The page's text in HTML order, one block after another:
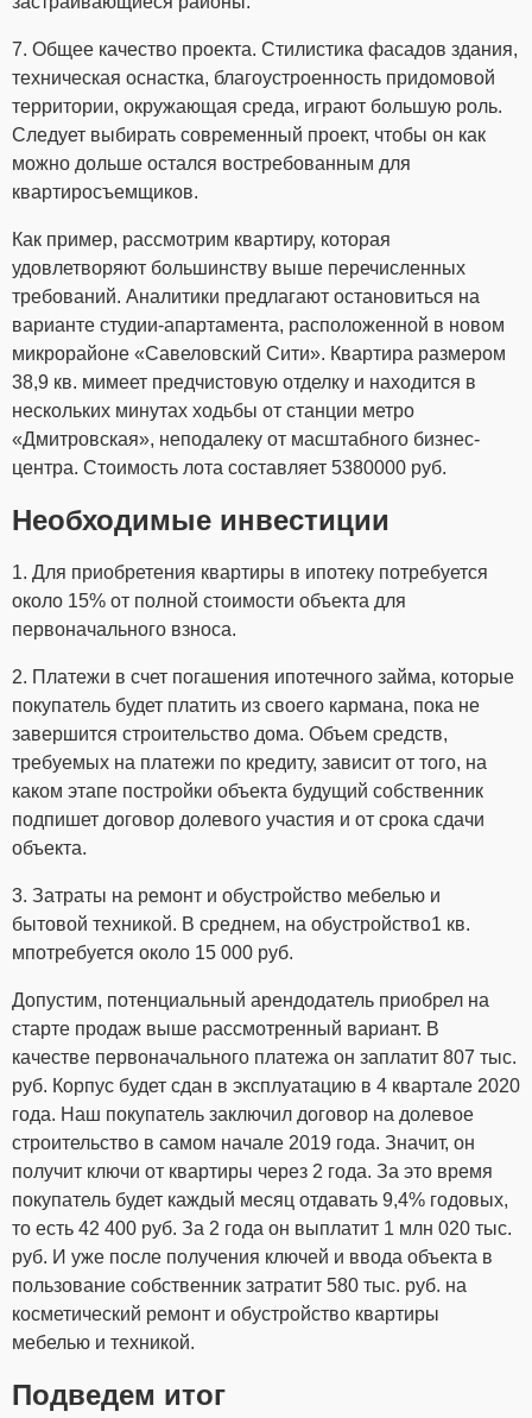
7. Общее качество проекта. Стилистика фасадов здания,
техническая оснастка, благоустроенность придомовой
территории, окружающая среда, играют большую роль.
Следует выбирать современный проект, чтобы он как
можно дольше остался востребованным для
квартиросъемщиков.
Как пример, рассмотрим квартиру, которая
удовлетворяют большинству выше перечисленных
требований. Аналитики предлагают остановиться на
варианте студии-апартамента, расположенной в новом
микрорайоне «Савеловский Сити». Квартира размером
38,9 кв. мимеет предчистовую отделку и находится в
нескольких минутах ходьбы от станции метро
«Дмитровская», неподалеку от масштабного бизнес-
центра. Стоимость лота составляет 5380000 руб.
Необходимые инвестиции
1. Для приобретения квартиры в ипотеку потребуется
около 15% от полной стоимости объекта для
первоначального взноса.
2. Платежи в счет погашения ипотечного займа, которые
покупатель будет платить из своего кармана, пока не
завершится строительство дома. Объем средств,
требуемых на платежи по кредиту, зависит от того, на
каком этапе постройки объекта будущий собственник
подпишет договор долевого участия и от срока сдачи
объекта.
3. Затраты на ремонт и обустройство мебелью и
бытовой техникой. В среднем, на обустройство1 кв.
мпотребуется около 15 000 руб.
Допустим, потенциальный арендодатель приобрел на
старте продаж выше рассмотренный вариант. В
качестве первоначального платежа он заплатит 807 тыс.
руб. Корпус будет сдан в эксплуатацию в 4 квартале 2020
года. Наш покупатель заключил договор на долевое
строительство в самом начале 2019 года. Значит, он
получит ключи от квартиры через 2 года. За это время
покупатель будет каждый месяц отдавать 9,4% годовых,
то есть 42 400 руб. За 2 года он выплатит 1 млн 020 тыс.
руб. И уже после получения ключей и ввода объекта в
пользование собственник затратит 580 тыс. руб. на
косметический ремонт и обустройство квартиры
мебелью и техникой.
Подведем итог